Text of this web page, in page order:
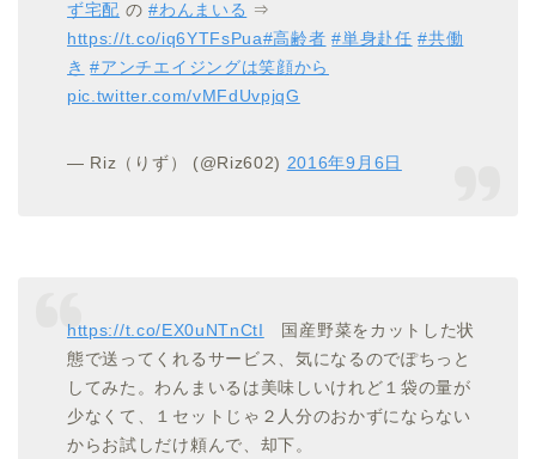
ず宅配 の#わんまいる ⇒
https://t.co/iq6YTFsPua#高齢者 #単身赴任 #共働
き #アンチエイジングは笑顔から
pic.twitter.com/vMFdUvpjqG
— Riz（りず） (@Riz602) 2016年9月6日
https://t.co/EX0uNTnCtI
国産野菜をカットした状
態で送ってくれるサービス、気になるのでぽちっと
してみた。わんまいるは美味しいけれど１袋の量が
少なくて、１セットじゃ２人分のおかずにならない
からお試しだけ頼んで、却下。